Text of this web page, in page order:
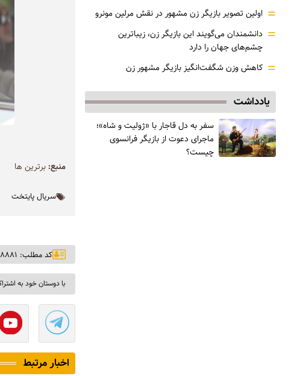
منبع:برترین ها
سریال پایتخت
کد مطلب: ۳۷۸۸۸۱
با دوستان خود به
اخبار مرتبط
= اولین تصویر بازیگر زن مشهور در نقش مرلین مونرو
= دانشمندان می‌گویند این بازیگر زن، زیباترین
چشم‌های جهان را دارد
= کاهش وزن شگفت‌انگیز بازیگر مشهور زن
یادداشت
سفر به دل قاجار با «ژولیت و شاه»؛
ماجرای دعوت از ‌بازیگر فرانسوی
چیست؟